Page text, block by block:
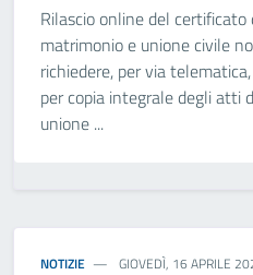
Rilascio online del
matrimonio e unione civile
richiedere, per via
per copia integrale degli atti
unione ...
NOTIZIE GIOVEDÌ, 16 APRILE